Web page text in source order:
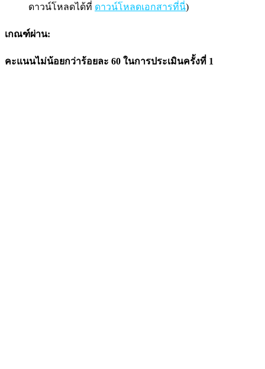
ดาวน์โหลดได้ที่ ดาวน์โหลดเอกสารที่นี่)
เกณฑ์ผ่าน:
คะแนนไม่น้อยกว่าร้อยละ 60 ในการประเมินครั้งที่ 1